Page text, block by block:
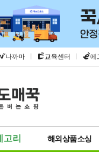
나까마 | 교육센터 | 에
고리 해외상품소싱